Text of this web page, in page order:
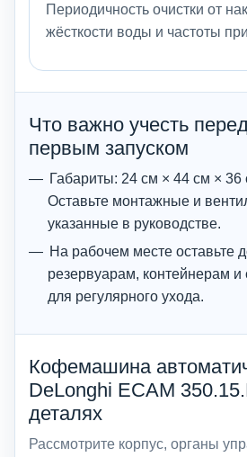
Периодичность очистки от
жёсткости воды и частоты
Что важно учесть
первым запуском
Габариты: 24 см × 44 см ×
Оставьте монтажные и
указанные в руководстве.
На рабочем месте оставьте
резервуарам, контейнерам
для регулярного ухода.
Кофемашина
DeLonghi ECAM
деталях
Рассмотрите корпус, органы